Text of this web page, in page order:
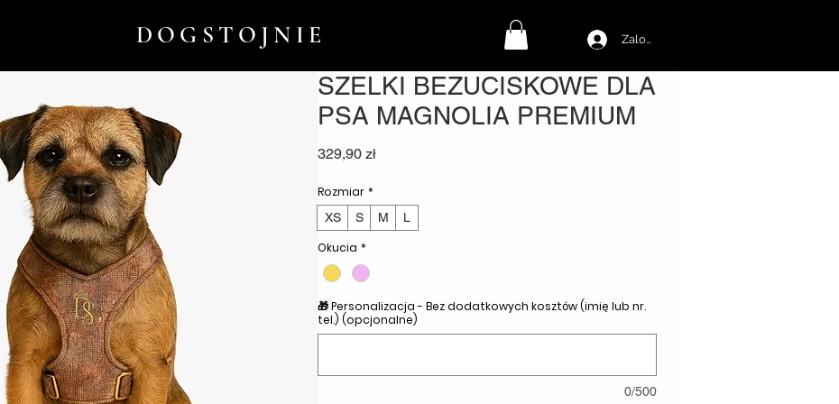
DOGSTOJNIE Zaloguj się
SZELKI BEZUCISKOWE DLA
PSA MAGNOLIA PREMIUM
329,90 złCena
Rozmiar *
XS S M L
Okucia *
🎁 Personalizacja - Bez dodatkowych kosztów (imię lub nr.
tel.) (opcjonalne)
0/500